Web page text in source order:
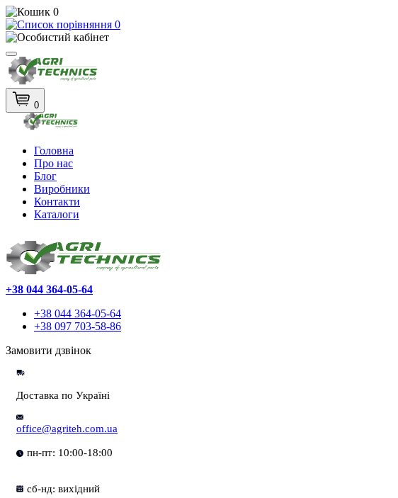
0
0
0
Головна
Про нас
Блог
Виробники
Контакти
Каталоги
+38 044 364-05-64
+38 044 364-05-64
+38 097 703-58-86
Замовити дзвінок
Доставка по Україні
office@agriteh.com.ua
пн-пт: 10:00-18:00
сб-нд: вихідний